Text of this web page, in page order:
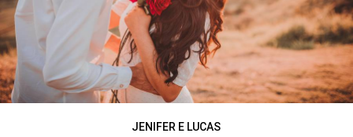
JENIFER E LUCAS